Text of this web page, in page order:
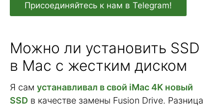
Присоединяйтесь к нам в Telegram!
Можно ли установить SSD
в Mac с жестким диском
Я сам устанавливал в свой iMac 4K новый
SSD в качестве замены Fusion Drive. Разница